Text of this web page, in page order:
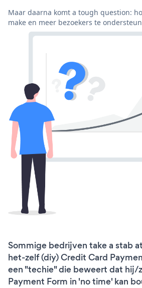
Maar daarna komt a tough question:
make en meer bezoekers te
Sommige bedrijven take a stab
het-zelf (diy) Credit Card
een "techie" die beweert dat hij/
Payment Form in 'no time' kan